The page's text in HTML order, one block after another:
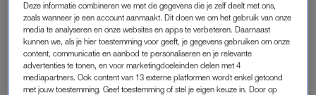
Deze informatie combineren we met de gegevens die je zelf deelt met ons,
zoals wanneer je een account aanmaakt. Dit doen we om het gebruik van onze
media te analyseren en onze websites en apps te verbeteren. Daarnaast
kunnen we, als je hier toestemming voor geeft, je gegevens gebruiken om onze
content, communicatie en aanbod te personaliseren en je relevante
advertenties te tonen, en voor marketingdoeleinden delen met 4
mediapartners. Ook content van 13 externe platformen wordt enkel getoond
met jouw toestemming. Geef toestemming of stel je eigen keuze in. Door op